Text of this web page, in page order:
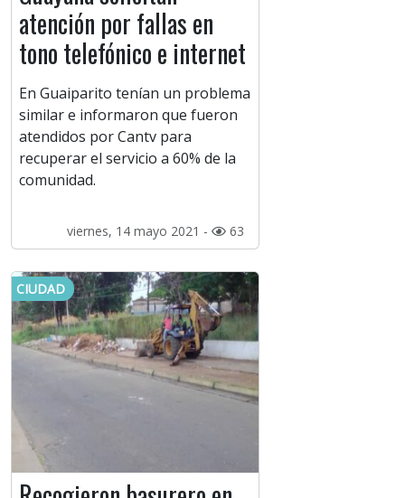
atención por fallas en
tono telefónico e internet
En Guaiparito tenían un problema
similar e informaron que fueron
atendidos por Cantv para
recuperar el servicio a 60% de la
comunidad.
viernes, 14 mayo 2021 - 63
CIUDAD